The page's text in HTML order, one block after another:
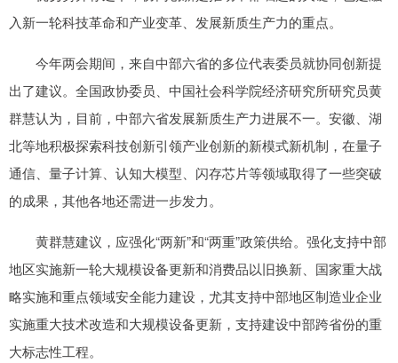
入新一轮科技革命和产业变革、发展新质生产力的重点。
今年两会期间，来自中部六省的多位代表委员就协同创新提
出了建议。全国政协委员、中国社会科学院经济研究所研究员黄
群慧认为，目前，中部六省发展新质生产力进展不一。安徽、湖
北等地积极探索科技创新引领产业创新的新模式新机制，在量子
通信、量子计算、认知大模型、闪存芯片等领域取得了一些突破
的成果，其他各地还需进一步发力。
黄群慧建议，应强化“两新”和“两重”政策供给。强化支持中部
地区实施新一轮大规模设备更新和消费品以旧换新、国家重大战
略实施和重点领域安全能力建设，尤其支持中部地区制造业企业
实施重大技术改造和大规模设备更新，支持建设中部跨省份的重
大标志性工程。